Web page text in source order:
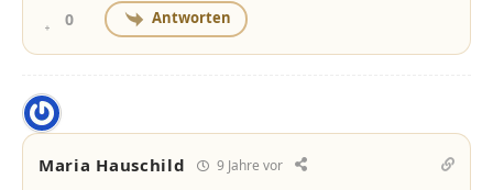
0 Antworten
Maria Hauschild 9 Jahre vor